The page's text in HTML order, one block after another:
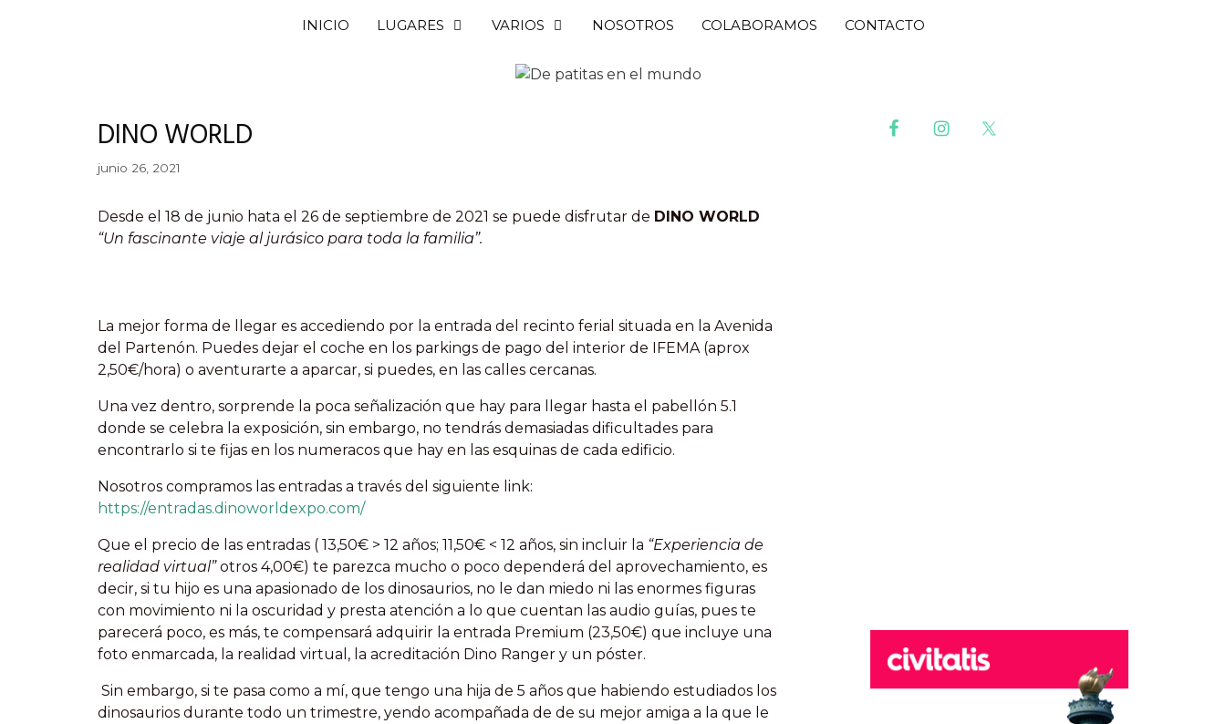
INICIO LUGARES VARIOS NOSOTROS COLABORAMOS CONTACTO
DINO WORLD
junio 26, 2021
Desde el 18 de junio hata el 26 de septiembre de 2021 se puede disfrutar de DINO WORLD
“Un fascinante viaje al jurásico para toda la familia”.
La mejor forma de llegar es accediendo por la entrada del recinto ferial situada en la Avenida
del Partenón. Puedes dejar el coche en los parkings de pago del interior de IFEMA (aprox
2,50€/hora) o aventurarte a aparcar, si puedes, en las calles cercanas.
Una vez dentro, sorprende la poca señalización que hay para llegar hasta el pabellón 5.1
donde se celebra la exposición, sin embargo, no tendrás demasiadas dificultades para
encontrarlo si te fijas en los numeracos que hay en las esquinas de cada edificio.
Nosotros compramos las entradas a través del siguiente link:
https://entradas.dinoworldexpo.com/
Que el precio de las entradas ( 13,50€ > 12 años; 11,50€ < 12 años, sin incluir la “Experiencia de
realidad virtual”otros 4,00€) te parezca mucho o poco dependerá del aprovechamiento, es
decir, si tu hijo es una apasionado de los dinosaurios, no le dan miedo ni las enormes figuras
con movimiento ni la oscuridad y presta atención a lo que cuentan las audio guías, pues te
parecerá poco, es más, te compensará adquirir la entrada Premium (23,50€) que incluye una
foto enmarcada, la realidad virtual, la acreditación Dino Ranger y un póster.
Sin embargo, si te pasa como a mí, que tengo una hija de 5 años que habiendo estudiados los
dinosaurios durante todo un trimestre, yendo acompañada de de su mejor amiga a la que le